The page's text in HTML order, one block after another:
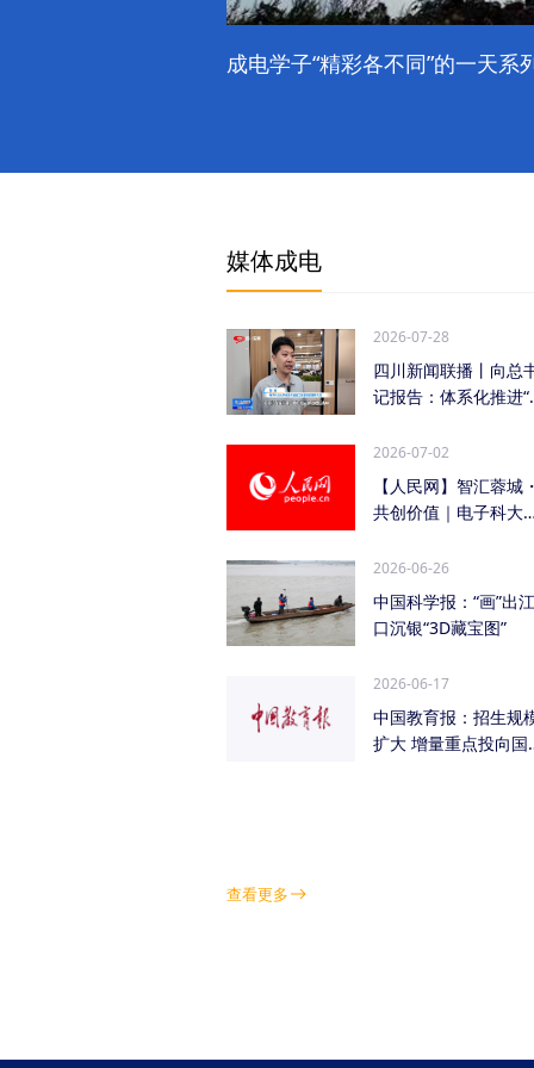
成电学子“精彩各不同”的一天系
媒体成电
2026-07-28
四川新闻联播丨向总
记报告：体系化推进“
2026-07-02
【人民网】智汇蓉城
共创价值｜电子科大
2026-06-26
中国科学报：“画”出江
口沉银“3D藏宝图”
2026-06-17
中国教育报：招生规
扩大 增量重点投向国
查看更多